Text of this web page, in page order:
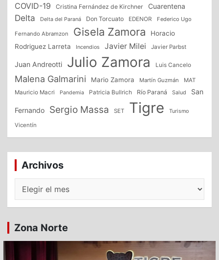
COVID-19 Cristina Fernández de Kirchner Cuarentena
Delta Delta del Paraná Don Torcuato EDENOR Federico Ugo
Fernando Abramzon Gisela Zamora
Horacio
Rodriguez Larreta
Incendios Javier Milei Javier Parbst
Juan Andreotti Julio Zamora Luis Cancelo
Malena Galmarini Mario Zamora Martín Guzmán
MAT
Mauricio Macri
Pandemia Patricia Bullrich Río Paraná Salud San
Fernando Sergio Massa SET Tigre Turismo
Vicentín
Archivos
Zona Norte